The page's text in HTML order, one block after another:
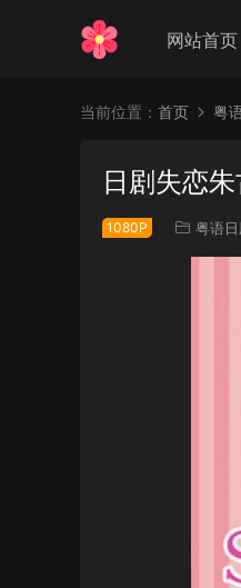
网站首页
当前位置： 首页 粤
日剧失恋
1080P 粤语日